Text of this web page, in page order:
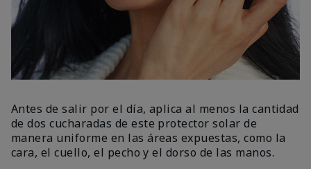
Antes de salir por el día, aplica al menos la cantidad
de dos cucharadas de este protector solar de
manera uniforme en las áreas expuestas, como la
cara, el cuello, el pecho y el dorso de las manos.